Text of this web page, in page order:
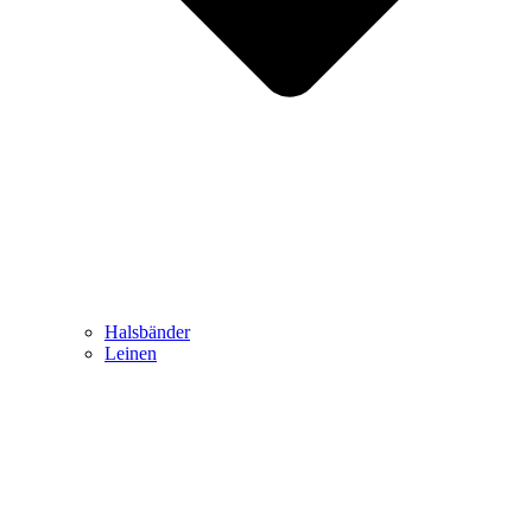
Halsbänder
Leinen